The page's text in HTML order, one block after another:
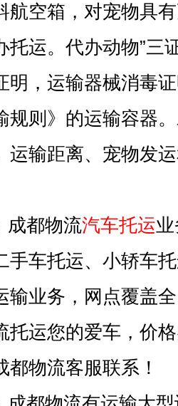
航空箱，对宠物具
托运。代办动物”三
明，运输器械消毒
规则》的运输容器
运输距离、宠物发
成都物流汽车托运
手车托运、小轿车
输业务，网点覆盖
托运您的爱车，价
物流客服联系！